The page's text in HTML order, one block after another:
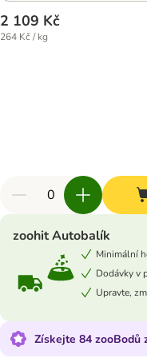
2 109 Kč
264 Kč / kg
zoohit Autobalík
Minimální
Dodávky v
Upravte,
Získejte 84 zooBodů